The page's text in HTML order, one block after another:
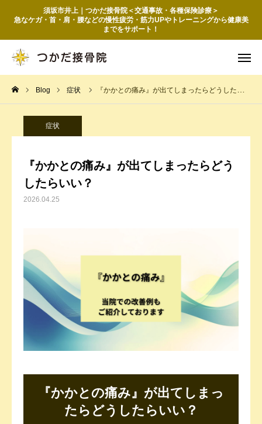
須坂市井上｜つかだ接骨院＜交通事故・各種保険診療＞
急なケガ・首・肩・腰などの慢性疲労・筋力UPやトレーニングから健康美
までをサポート！
Blog 症状 『かかとの痛み』が出てしまったらどうしたらいい？
症状
『かかとの痛み』が出てしまったらどう
したらいい？
2026.04.25
『かかとの痛み』が出てしまっ
たらどうしたらいい？
初めての方
メニュー
交通事故診療
ブログ＆コラム
お知らせ
お客さまの声